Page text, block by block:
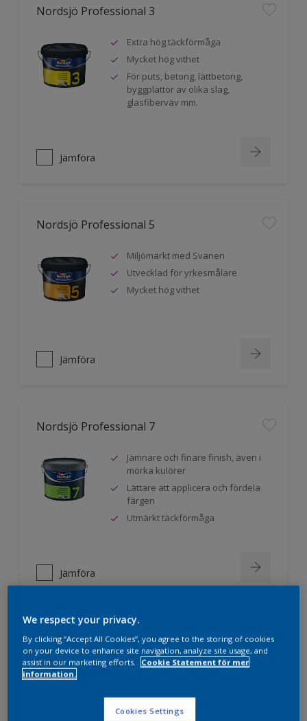
Nordsjö Professional 3
Extra hög täckförmåga
Mycket hög vithet
För puts, betong, lättbetong,
byggplattor av olika slag,
glasfiberväv mm.
Jämföra
Nordsjö Professional 5
Miljömärkt med Svanen
Utvecklad för yrkesmålare
Mycket hög vithet
Jämföra
Nordsjö Professional 7
Jämnare och finare finish, även i
mörka kulörer
Lättare att applicera och fördela
färgen
Utmärkt täckförmåga
Jämföra
Nordsjö Professional 10
Jämnare och finare finish, även i
Lättare att applicera och fördela
färgen
We respect your privacy.
By clicking “Accept All Cookies”, you agree to the storing of cookies
on your device to enhance site navigation, analyze site usage, and
assist in our marketing efforts.
Cookie Statement för mer
information.
Cookies Settings